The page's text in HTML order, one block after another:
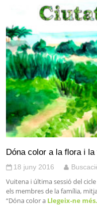
Dóna color a la flora i la
18 juny 2016
Vuitena i última sessió del
els membres de la família,
“Dóna color a Llegeix-ne